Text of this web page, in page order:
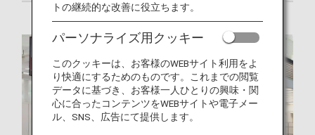
トの継続的な改善に役立ちます。
パーソナライズ用クッキー
このクッキーは、お客様のWEBサイト利用をよ
り快適にするためのものです。これまでの閲覧
データに基づき、お客様一人ひとりの興味・関
心に合ったコンテンツをWEBサイトや電子メー
ル、SNS、広告にて提供します。